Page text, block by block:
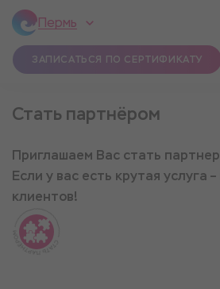
Пермь
ЗАПИСАТЬСЯ ПО СЕРТИФИКАТУ
Стать партнёром
Приглашаем Вас стать
Если у вас есть крутая услуга
клиентов!